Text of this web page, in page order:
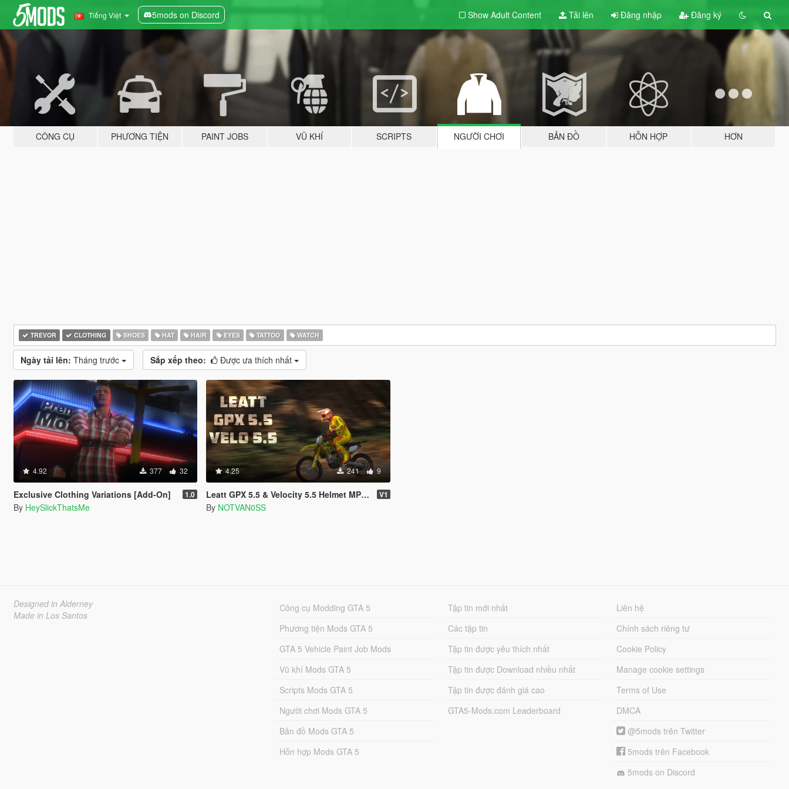
Tiếng Việt 5mods on Discord Show Adult Content Tải lên Đăng nhập Đăng ký
CÔNG CỤ PHƯƠNG TIỆN PAINT JOBS VŨ KHÍ SCRIPTS NGƯỜI CHƠI BẢN ĐỒ HỖN HỢP HƠN
TREVOR CLOTHING SHOES HAT HAIR EYES TATTOO WATCH
Ngày tải lên: Tháng trước Sắp xếp theo: Được ưa thích nhất
4.92 377 32
Exclusive Clothing Variations [Add-On] 1.0
By HeySlickThatsMe
4.25 241 9
Leatt GPX 5.5 & Velocity 5.5 Helmet MP & SP V1
By NOTVAN0SS
Designed in Alderney
Made in Los Santos
Công cụ Modding GTA 5
Phương tiện Mods GTA 5
GTA 5 Vehicle Paint Job Mods
Vũ khí Mods GTA 5
Scripts Mods GTA 5
Người chơi Mods GTA 5
Bản đồ Mods GTA 5
Hỗn hợp Mods GTA 5
Tập tin mới nhất
Các tập tin
Tập tin được yêu thích nhất
Tập tin được Download nhiều nhất
Tập tin được đánh giá cao
GTA5-Mods.com Leaderboard
Liên hệ
Chính sách riêng tư
Cookie Policy
Manage cookie settings
Terms of Use
DMCA
@5mods trên Twitter
5mods trên Facebook
5mods on Discord